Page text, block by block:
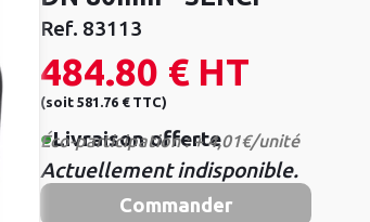
Ref. 83113
484.80 €HT
(soit 581.76 € TTC)
•Livraison offerte
Éco-participation : + 4,01€/unité
Actuellement indisponible.
Commander